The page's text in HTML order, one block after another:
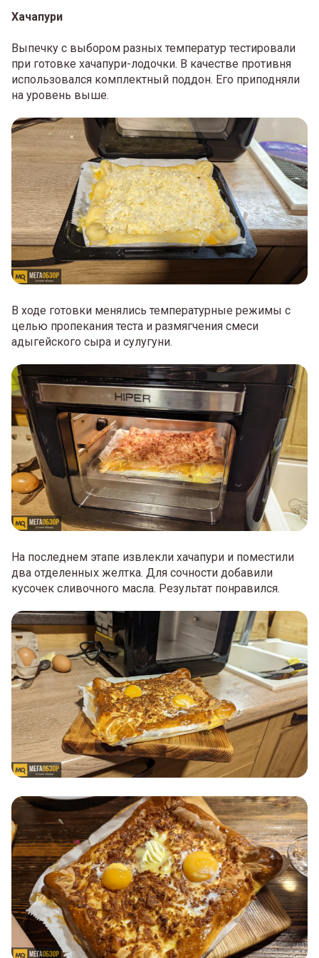
Хачапури
Выпечку с выбором разных температур тестировали
при готовке хачапури-лодочки. В качестве противня
использовался комплектный поддон. Его приподняли
на уровень выше.
В ходе готовки менялись температурные режимы с
целью пропекания теста и размягчения смеси
адыгейского сыра и сулугуни.
На последнем этапе извлекли хачапури и поместили
два отделенных желтка. Для сочности добавили
кусочек сливочного масла. Результат понравился.